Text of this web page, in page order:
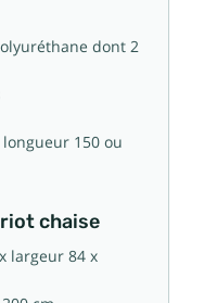
dont 2
150 ou
chaise
largeur 84 x